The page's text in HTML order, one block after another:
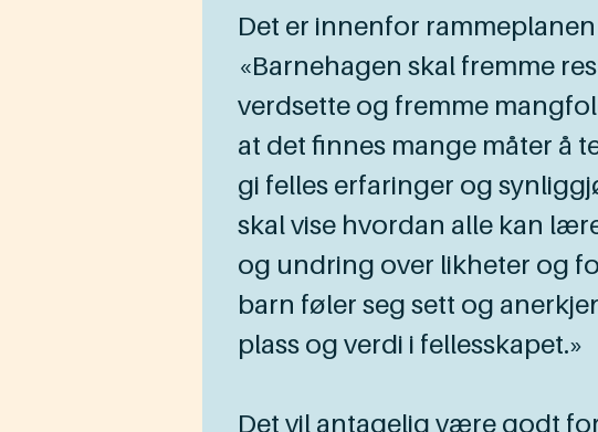
Det er innenfor
«Barnehagen skal fremme
verdsette og fremme
at det finnes mange måter å
gi felles erfaringer og
skal vise hvordan alle kan
og undring over likheter og
barn føler seg sett og
plass og verdi i fellesskapet.»
Det vil antagelig være godt